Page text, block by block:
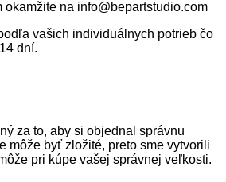
okamžite na info@bepartstudio.com
vašich individuálnych potrieb čo
dní.
za to, aby si objednal správnu
môže byť zložité, preto sme vytvorili
pri kúpe vašej správnej veľkosti.